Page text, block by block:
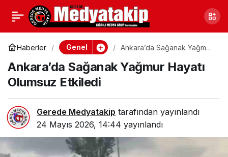
Haberler Genel
Ankara’da Sağanak Yağmur
Ankara’da Sağanak Yağmur Hayatı
Olumsuz Etkiledi
Gerede Medyatakip tarafından yayınlandı
24 Mayıs 2026, 14:44 yayınlandı
Sakarya Karasu’da
Kutup Ayısı Sanılan
Hayvan Telef Olmuş Ayı
Yavrusu Çıktı
Paylaş